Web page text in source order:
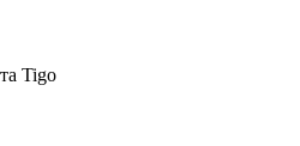
Tigo